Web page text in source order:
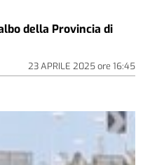
della Provincia di
23 APRILE 2025ore 16:45